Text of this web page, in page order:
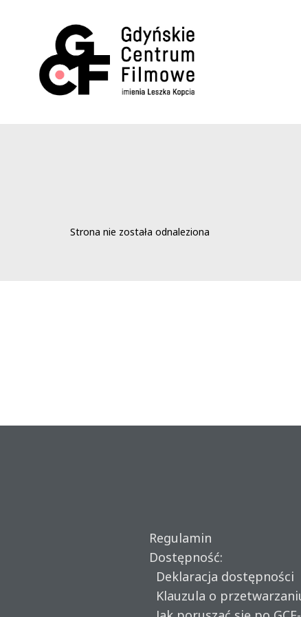
Strona nie została odnaleziona
Regulamin
Dostępność:
Deklaracja dostępności
Klauzula o